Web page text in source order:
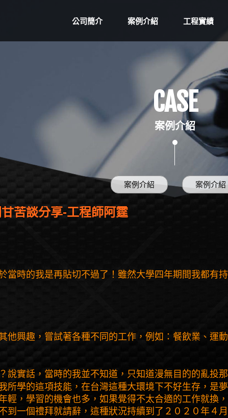
公司簡介 案例介紹 工程實績
CASE
案例介紹
案例介紹 案例介紹
苦談分享-工程師阿霆
當時的我是再貼切不過了！雖然大學四年期間我都有
他興趣，嘗試著各種不同的工作，例如：餐飲業、運
說實話，當時的我並不知道，只知道漫無目的的亂投
所學的這項技能，在台灣這種大環境下不好生存，是
輕，學習的機會也多，如果覺得不太合適的工作就換
到一個禮拜就請辭，這種狀況持續到了２０２０年４